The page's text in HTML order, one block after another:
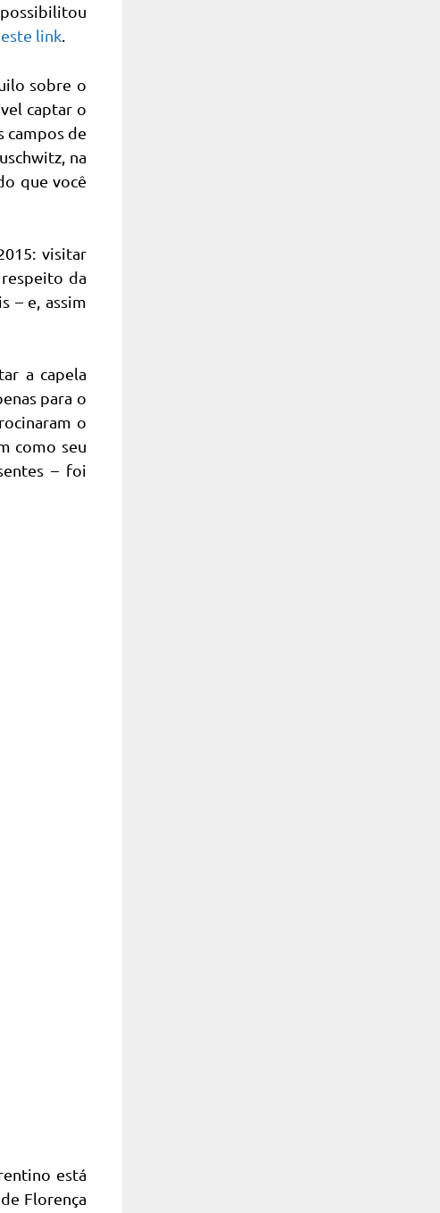
link
sobre o
captar o
campos de
na
que você
visitar
respeito da
– e, assim
a capela
para o
o
como seu
– foi
está
Florença